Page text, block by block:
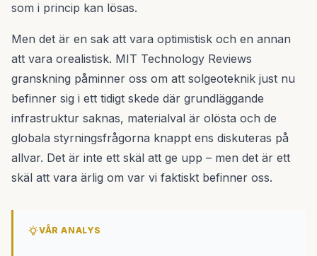
som i princip kan lösas.
Men det är en sak att vara optimistisk och en annan
att vara orealistisk. MIT Technology Reviews
granskning påminner oss om att solgeoteknik just nu
befinner sig i ett tidigt skede där grundläggande
infrastruktur saknas, materialval är olösta och de
globala styrningsfrågorna knappt ens diskuteras på
allvar. Det är inte ett skäl att ge upp – men det är ett
skäl att vara ärlig om var vi faktiskt befinner oss.
VÅR ANALYS